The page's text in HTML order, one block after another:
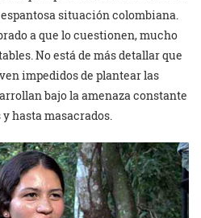
situación colombiana.
a que lo cuestionen, mucho
No está de más detallar que
impedidos de plantear las
bajo la amenaza constante
hasta masacrados.